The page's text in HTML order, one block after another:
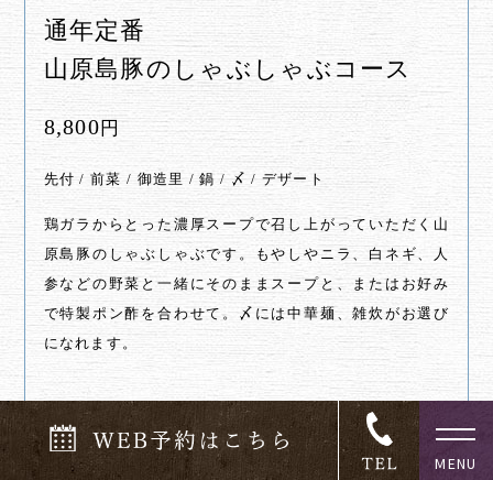
通年定番
山原島豚のしゃぶしゃぶコース
8,800 円
先付 / 前菜 / 御造里 / 鍋 / 〆 / デザート
鶏ガラからとった濃厚スープで召し上がっていただく山
原島豚のしゃぶしゃぶです。もやしやニラ、白ネギ、人
参などの野菜と一緒にそのままスープと、またはお好み
で特製ポン酢を合わせて。〆には中華麺、雑炊がお選び
になれます。
夏季限定コース